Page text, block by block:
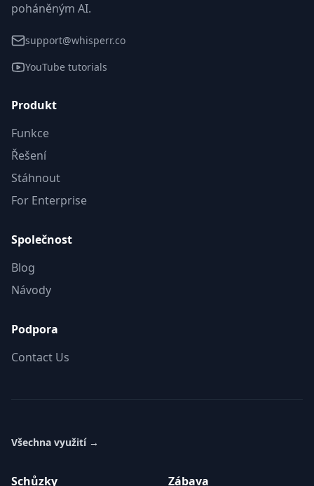
poháněným AI.
support@whisperr.co
YouTube tutorials
Produkt
Funkce
Řešení
Stáhnout
For Enterprise
Společnost
Blog
Návody
Podpora
Contact Us
Všechna využití→
Schůzky Zábava